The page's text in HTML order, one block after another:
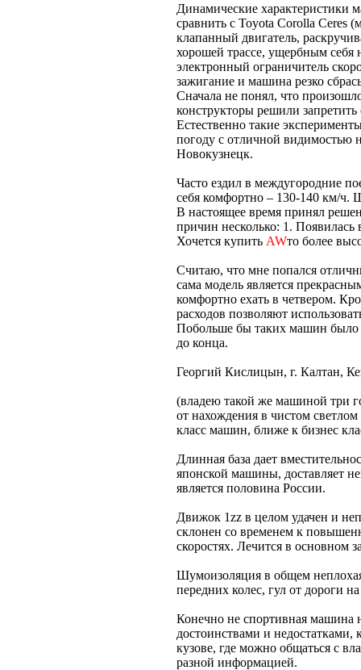
Динамические характеристики
сравнить с Toyota Corolla Ceres
клапанный двигатель,
хорошей трассе, ущербным себя
электронный ограничитель
зажигание и машина резко
Сначала не понял, что
конструкторы решили
Естественно такие
погоду с отличной видимостью
Новокузнецк.
Часто ездил в междугородние
себя комфортно – 130-140 км/ч.
В настоящее время принял
причин несколько: 1.
Хочется купить AWто более
Считаю, что мне попался
сама модель является
комфортно ехать в четвером.
расходов позволяют
Побольше бы таких машин
до конца.
Георгий Кислицын, г. Калтан,
(владею такой же машиной три
от нахождения в чистом
класс машин, ближе к бизнес
Длинная база дает
японской машины, доставляет
является половина России.
Движок 1zz в целом удачен и
склонен со временем к
скоростях. Лечится в основном
Шумоизоляция в общем
передних колес, гул от дороги
Конечно не спортивная машина
достоинствами и
кузове, где можно общаться с
разной информацией.